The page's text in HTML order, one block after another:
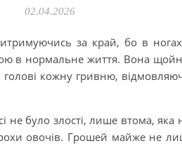
02.04.2026
за край, бо в
в нормальне життя. Вона
кожну гривню,
не було злості, лише втома,
овочів. Грошей майже не